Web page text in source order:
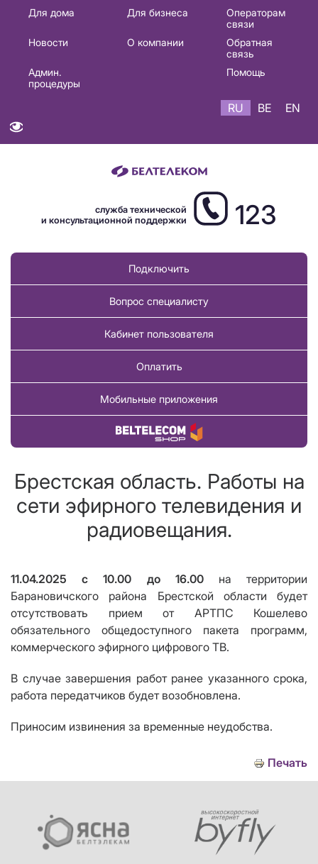
Основная
навигация
Для дома Для бизнеса
Операторам
связи
Новости
О компании
Обратная
связь
Админ.
процедуры
Помощь
RU BE EN
служба технической
и консультационной поддержки
123
Подключить
Вопрос специалисту
Кабинет пользователя
Оплатить
Мобильные приложения
Купить товар
Брестская область. Работы на
сети эфирного телевидения и
радиовещания.
11.04.2025 с 10.00 до 16.00на территории
Барановичского района Брестской области будет
отсутствовать прием от АРТПС Кошелево
обязательного общедоступного пакета программ,
коммерческого эфирного цифрового ТВ.
В случае завершения работ ранее указанного срока,
работа передатчиков будет возобновлена.
Приносим извинения за временные неудобства.
Печать